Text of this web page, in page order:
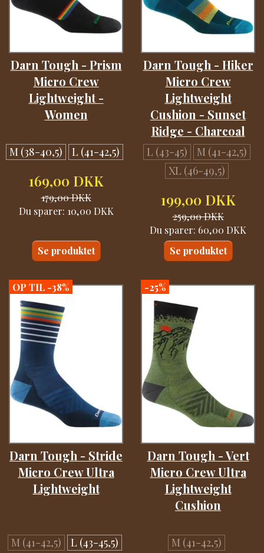
Darn Tough - Prism
Micro Crew
Lightweight -
Women
M (38-40,5) L (41-42,5)
169,00 DKK
179,00 DKK
Du sparer: 10,00 DKK
Se produktet
Darn Tough - Hiker
Micro Crew
Lightweight
Cushion - Sunset
Ridge - Charcoal
L (43-45)
M (41-42,5)
XL (46-49,5)
199,00 DKK
259,00 DKK
Du sparer: 60,00 DKK
Se produktet
OP TIL -38%
Darn Tough - Stride
Micro Crew Ultra
Lightweight
M (41-42,5)
L (43-45,5)
-25%
Darn Tough - Vert
Micro Crew Ultra
Lightweight
Cushion
M (41-42,5)